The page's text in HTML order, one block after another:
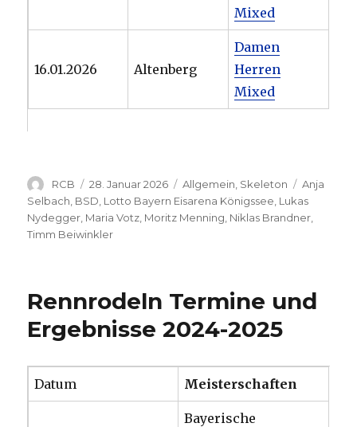
Mixed
16.01.2026 Altenberg
Damen
Herren
Mixed
Autor
RCB
Veröffentlicht
am
28. Januar 2026 Kategorien
Allgemein, Skeleton
Anja
Selbach, BSD, Lotto Bayern Eisarena Königssee, Lukas
Nydegger, Maria Votz, Moritz Menning, Niklas Brandner,
Timm Beiwinkler
Rennrodeln Termine und
Ergebnisse 2024-2025
Datum Meisterschaften
Bayerische